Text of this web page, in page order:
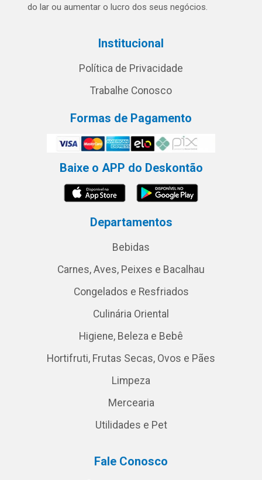
do lar ou aumentar o lucro dos seus negócios.
Institucional
Política de Privacidade
Trabalhe Conosco
Formas de Pagamento
Baixe o APP do Deskontão
Departamentos
Bebidas
Carnes, Aves, Peixes e Bacalhau
Congelados e Resfriados
Culinária Oriental
Higiene, Beleza e Bebê
Hortifruti, Frutas Secas, Ovos e Pães
Limpeza
Mercearia
Utilidades e Pet
Fale Conosco